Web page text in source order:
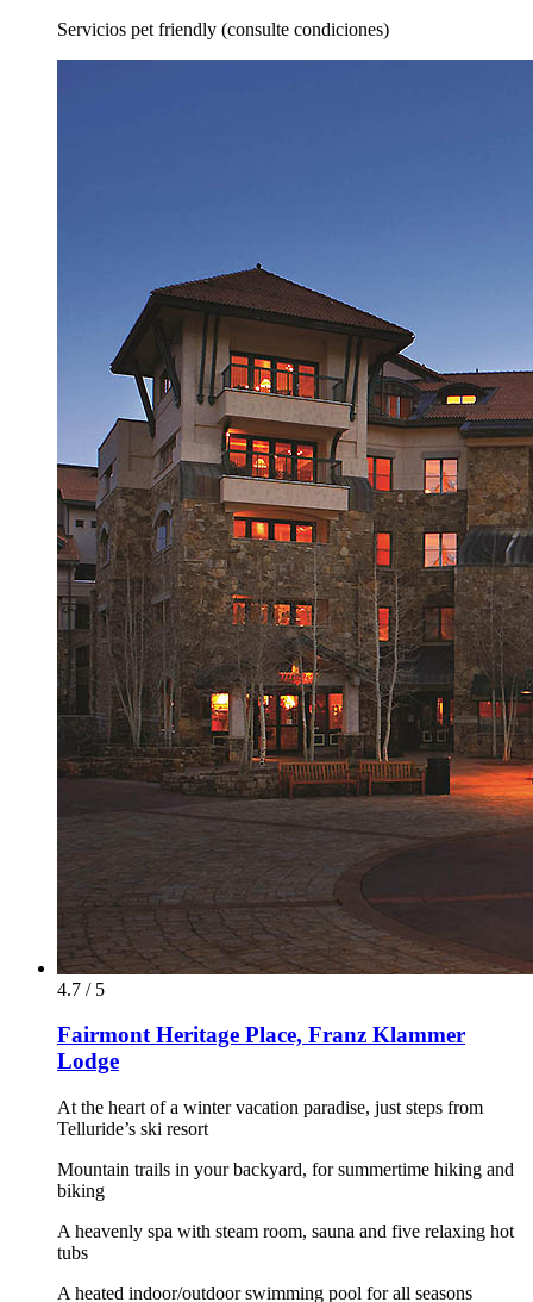
Servicios pet friendly (consulte condiciones)
4.7 / 5
Fairmont Heritage Place, Franz Klammer
Lodge
At the heart of a winter vacation paradise, just steps from
Telluride’s ski resort
Mountain trails in your backyard, for summertime hiking and
biking
A heavenly spa with steam room, sauna and five relaxing hot
tubs
A heated indoor/outdoor swimming pool for all seasons